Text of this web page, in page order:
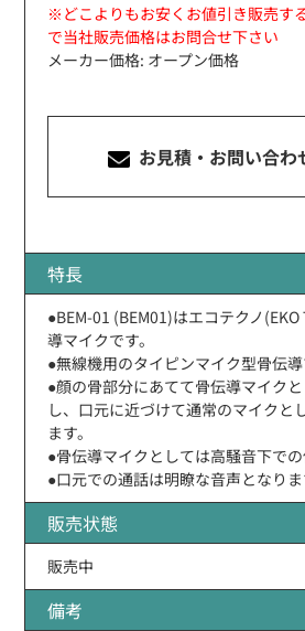
※どこよりもお安くお値引き販売す
で当社販売価格はお問合せ下さい
メーカー価格: オープン価格
お見積・お問い合わ
特長
●BEM-01 (BEM01)はエコテクノ
導マイクです。
●無線機用のタイピンマイク型骨伝導
●顔の骨部分にあてて骨伝導マイク
し、口元に近づけて通常のマイクと
ます。
●骨伝導マイクとしては高騒音下での
●口元での通話は明瞭な音声となりま
販売状態
販売中
備考